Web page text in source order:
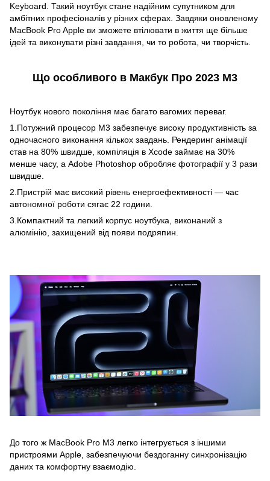
Keyboard. Такий ноутбук стане надійним супутником для
амбітних професіоналів у різних сферах. Завдяки оновленому
MacBook Pro Apple ви зможете втілювати в життя ще більше
ідей та виконувати різні завдання, чи то робота, чи творчість.
Що особливого в Макбук Про 2023 М3
Ноутбук нового покоління має багато вагомих переваг.
1.Потужний процесор М3 забезпечує високу продуктивність за
одночасного виконання кількох завдань. Рендеринг анімації
став на 80% швидше, компіляція в Xcode займає на 30%
менше часу, а Adobe Photoshop обробляє фотографії у 3 рази
швидше.
2.Пристрій має високий рівень енергоефективності — час
автономної роботи сягає 22 години.
3.Компактний та легкий корпус ноутбука, виконаний з
алюмінію, захищений від появи подряпин.
До того ж MacBook Pro M3 легко інтегрується з іншими
пристроями Apple, забезпечуючи бездоганну синхронізацію
даних та комфортну взаємодію.